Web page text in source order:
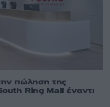
πώληση της
Ring Mall έναντι